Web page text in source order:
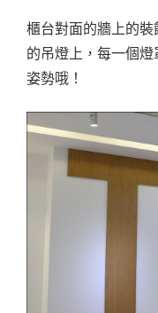
櫃台對面的牆上的
的吊燈上，每一個
姿勢哦！